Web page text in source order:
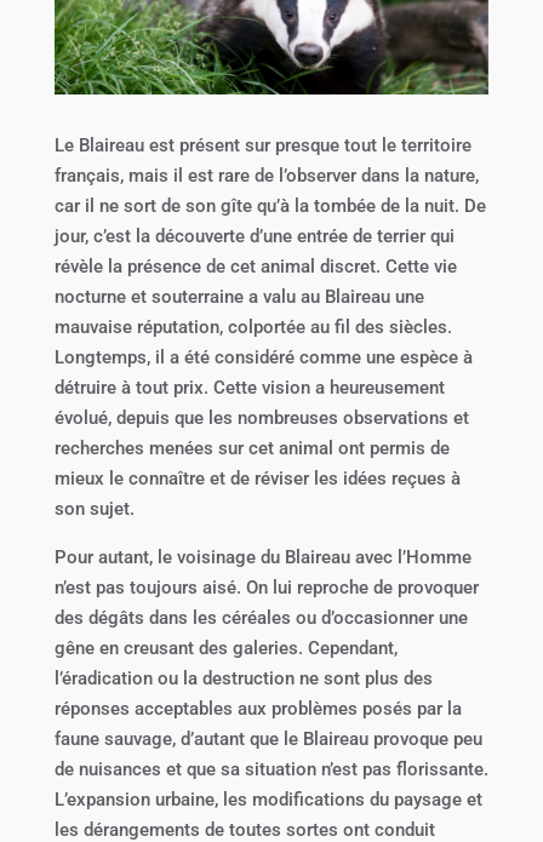
Le Blaireau est présent sur presque tout le territoire
français, mais il est rare de l’observer dans la nature,
car il ne sort de son gîte qu’à la tombée de la nuit. De
jour, c’est la découverte d’une entrée de terrier qui
révèle la présence de cet animal discret. Cette vie
nocturne et souterraine a valu au Blaireau une
mauvaise réputation, colportée au fil des siècles.
Longtemps, il a été considéré comme une espèce à
détruire à tout prix. Cette vision a heureusement
évolué, depuis que les nombreuses observations et
recherches menées sur cet animal ont permis de
mieux le connaître et de réviser les idées reçues à
son sujet.
Pour autant, le voisinage du Blaireau avec l’Homme
n’est pas toujours aisé. On lui reproche de provoquer
des dégâts dans les céréales ou d’occasionner une
gêne en creusant des galeries. Cependant,
l’éradication ou la destruction ne sont plus des
réponses acceptables aux problèmes posés par la
faune sauvage, d’autant que le Blaireau provoque peu
de nuisances et que sa situation n’est pas florissante.
L’expansion urbaine, les modifications du paysage et
les dérangements de toutes sortes ont conduit